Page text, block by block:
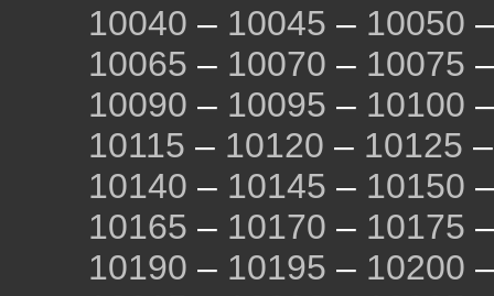
10040 – 10045 – 10050
10065 – 10070 – 10075
10090 – 10095 – 10100
10115 – 10120 – 10125
10140 – 10145 – 10150
10165 – 10170 – 10175
10190 – 10195 – 10200